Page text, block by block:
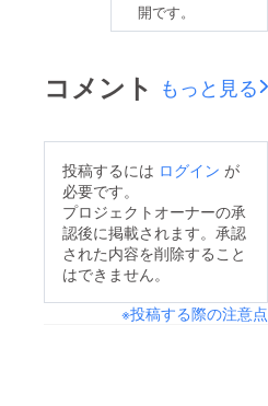
開です。
コメント もっと見る
投稿するには ログイン が
必要です。
プロジェクトオーナーの承
認後に掲載されます。承認
された内容を削除すること
はできません。
※投稿する際の注意点